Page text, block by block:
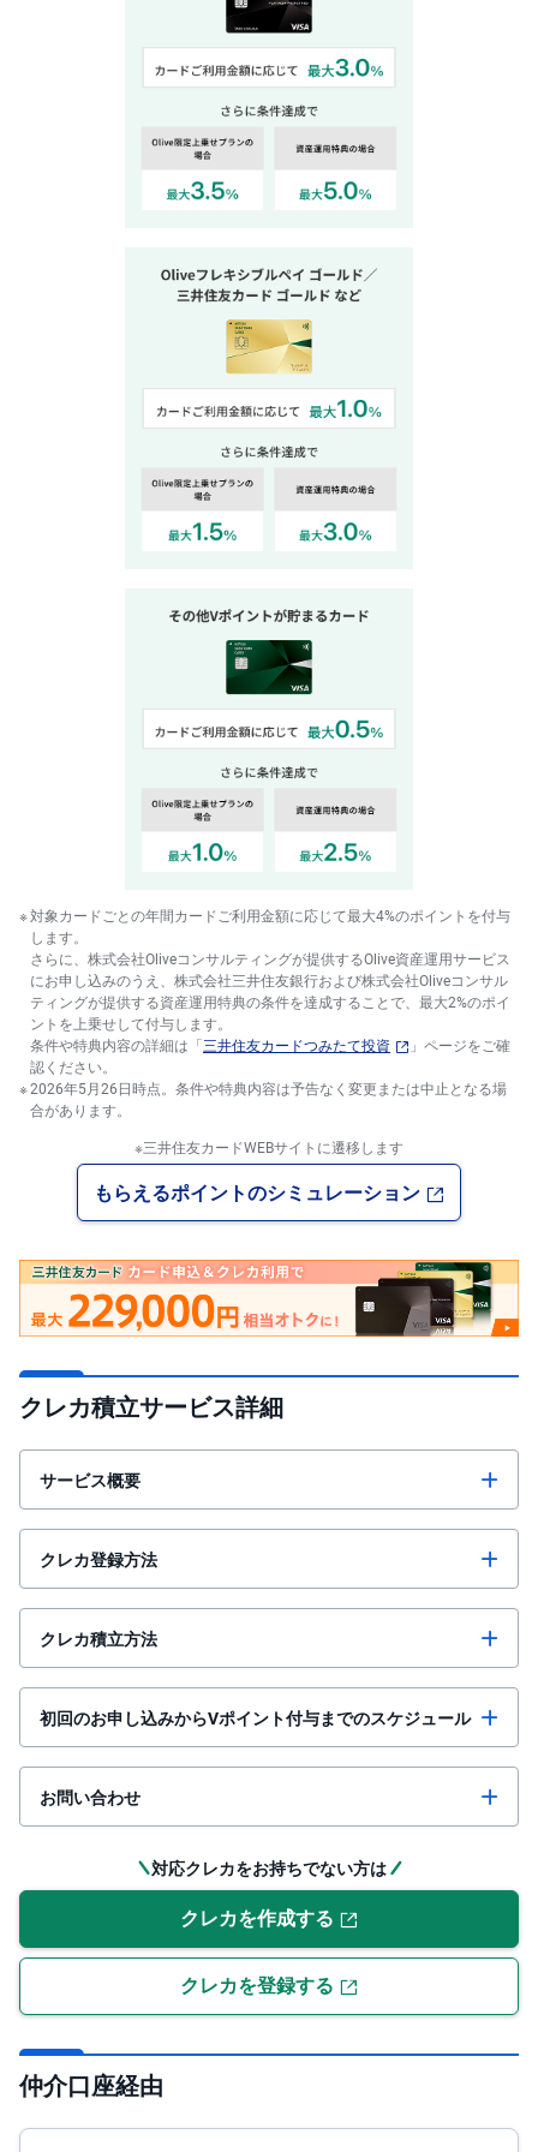
対象カードごとの年間カードご利用金額に応じて最大4%のポイントを付与
します。
さらに、株式会社Oliveコンサルティングが提供するOlive資産運用サービス
にお申し込みのうえ、株式会社三井住友銀行および株式会社Oliveコンサル
ティングが提供する資産運用特典の条件を達成することで、最大2%のポイ
ントを上乗せして付与します。
条件や特典内容の詳細は「三井住友カードつみたて投資
」ページをご確
認ください。
2026年5月26日時点。条件や特典内容は予告なく変更または中止となる場
合があります。
※三井住友カードWEBサイトに遷移します
もらえるポイントのシミュレーション
クレカ積立サービス詳細
サービス概要
クレカ登録方法
クレカ積立方法
初回のお申し込みからVポイント付与までのスケジュール
お問い合わせ
対応クレカをお持ちでない方は
クレカを作成する
クレカを登録する
仲介口座経由